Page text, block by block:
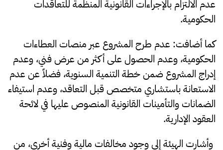
عدم الالتزام بالإجراءات القانونية المنظمة للتعاقدات
الحكومية.
كما أضافت: عدم طرح المشروع عبر منصات العطاءات
الحكومية، وعدم الحصول على أكثر من عرض فني، وعدم
إدراج المشروع ضمن خطة التنمية السنوية، فضلاً عن عدم
الاستعانة باستشاري متخصص قبل التعاقد، وعدم استيفاء
الضمانات والتأمينات القانونية المنصوص عليها في لائحة
العقود الإدارية.
وأشارت الهيئة إلى وجود مخالفات مالية وفنية أخرى، من